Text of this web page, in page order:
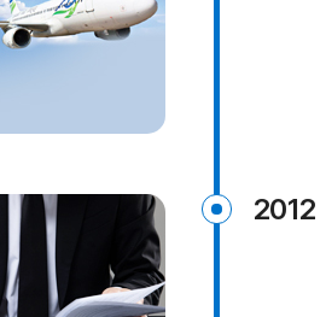
2012